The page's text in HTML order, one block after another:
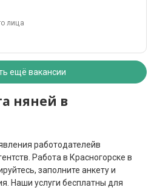
лица
ещё вакансии
няней в
работодателейв
Работа в Красногорске в
заполните анкету и
Наши услуги бесплатны для